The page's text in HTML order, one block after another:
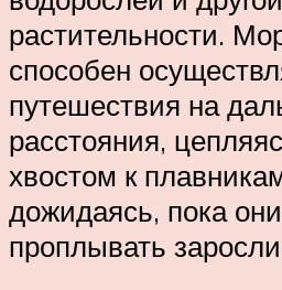
растительности.
способен
путешествия на
расстояния,
хвостом к
дожидаясь, пока
проплывать